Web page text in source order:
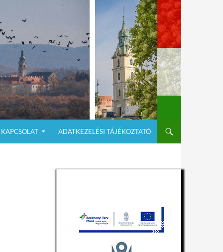
KAPCSOLAT ADATKEZELÉSI TÁJÉKOZTATÓ